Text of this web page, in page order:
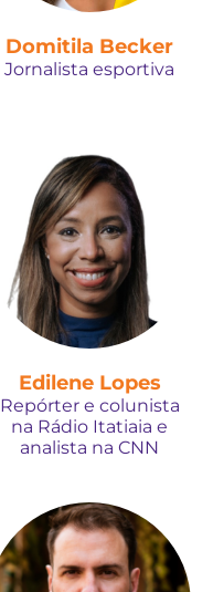
Domitila Becker
Jornalista esportiva
Edilene Lopes
Repórter e colunista
na Rádio Itatiaia e
analista na CNN